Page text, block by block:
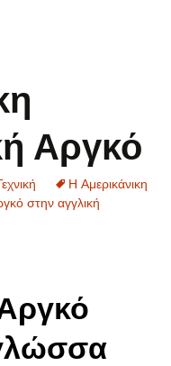
Αργκό
H Αμερικάνικη
στην αγγλική